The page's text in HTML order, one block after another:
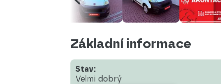
Základní informace
Stav:
Velmi dobrý